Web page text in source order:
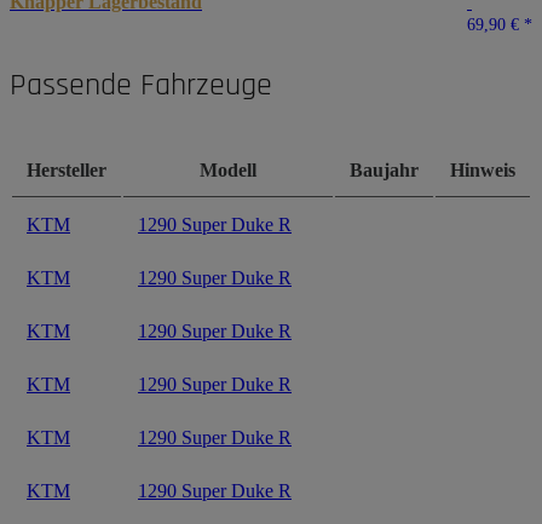
69,90 € *
Passende Fahrzeuge
Hersteller Modell Baujahr Hinweis
KTM 1290 Super Duke R
KTM 1290 Super Duke R
KTM 1290 Super Duke R
KTM 1290 Super Duke R
KTM 1290 Super Duke R
KTM 1290 Super Duke R